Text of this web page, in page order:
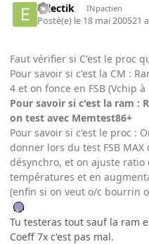
eclectik INpactien
Posté(e) le 18 mai 200521 a
Faut vérifier si C'est le proc
Pour savoir si c'est la CM :
4 et on fonce en FSB (Vchip à
Pour savoir si c'est la ram :
on test avec Memtest86+
Pour savoir si c'est le proc :
donner lors du test FSB
désynchro, et on ajuste ratio
températures et en
(enfin si on veut o/c bourrin
Tu testeras tout sauf la ram
Coeff 7x c'est pas mal.